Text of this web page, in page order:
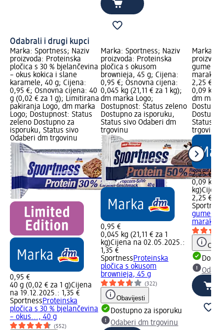
Odabrali i drugi kupci
Marka: Sportness; Naziv
proizvoda: Proteinska
pločica s 30 % bjelančevina
– okus kokica i slane
karamele, 40 g; Cijena:
0,95 €; Osnovna cijena: 40
g (0,02 € za 1 g); Limitirana
pakiranja Logo, dm marka
Logo; Dostupnost: Status
zeleno Dostupno za
isporuku, Status sivo
Odaberi dm trgovinu
0,95 €
40 g (0,02 € za 1 g)Cijena
na 19.12.2025.: 1,35 €
SportnessProteinska
pločica s 30 % bjelančevina
– okus..., 40 g
(552)
Marka: Sportness; Naziv
proizvoda: Proteinska
pločica s okusom
brownieja, 45 g; Cijena:
0,95 €; Osnovna cijena:
0,045 kg (21,11 € za 1 kg);
dm marka Logo;
Dostupnost: Status zeleno
Dostupno za isporuku,
Status sivo Odaberi dm
trgovinu
0,95 €
0,045 kg (21,11 € za 1
kg)Cijena na 02.05.2025.:
1,35 €
SportnessProteinska
pločica s okusom
brownieja, 45 g
(322)
Obavijesti
Dostupno za isporuku
Odaberi dm trgovinu
Marka:
gumeni
2,25 €;
0,09 kg
dm
Status
trgovinu
2,25 €
0,09 kg
kg)
2,25 €
gumeni